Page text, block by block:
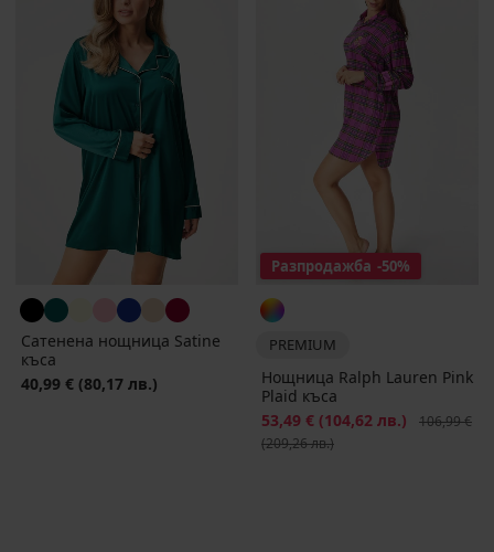
Сатенена нощница Satinе
къса
40,99 € (80,17 лв.)
Разпродажба -50%
PREMIUM
Нощница Ralph Lauren Pink
Plaid къса
Намаление
53,49 € (104,62 лв.)
106,99 €
(209,26 лв.)